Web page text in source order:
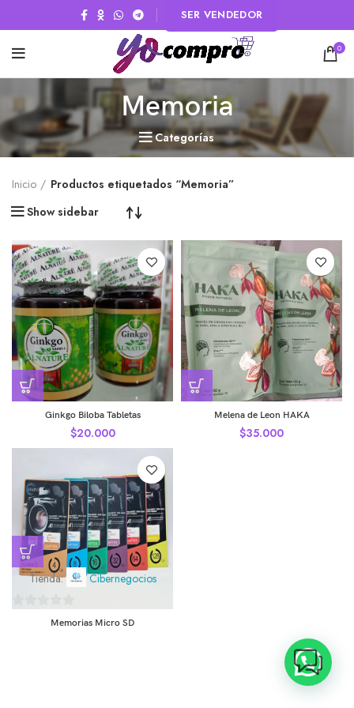
SER VENDEDOR
0
Memoria
Categorías
Inicio
Productos etiquetados “Memoria”
Show sidebar
Ginkgo Biloba Tabletas
$20.000
Melena de Leon HAKA
$35.000
Tienda: Cibernegocios
Memorias Micro SD